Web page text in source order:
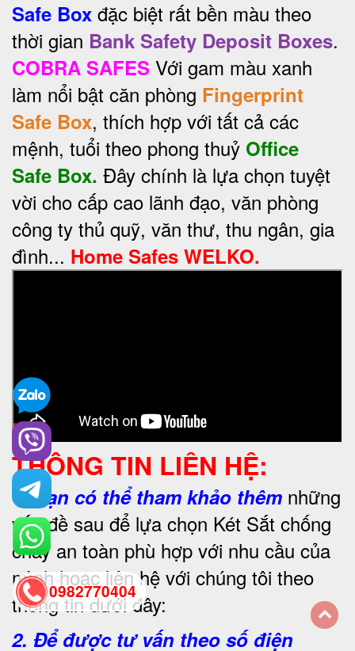
Safe Box đặc biệt rất bền màu theo
thời gian Bank Safety Deposit Boxes.
COBRA SAFES Với gam màu xanh
làm nổi bật căn phòng Fingerprint
Safe Box, thích hợp với tất cả các
mệnh, tuổi theo phong thuỷ Office
Safe Box. Đây chính là lựa chọn tuyệt
vời cho cấp cao lãnh đạo, văn phòng
công ty thủ quỹ, văn thư, thu ngân, gia
đình... Home Safes WELKO.
THÔNG TIN LIÊN HỆ:
1.Bạn có thể tham khảo thêm những
vấn đề sau để lựa chọn Két Sắt chống
cháy an toàn phù hợp với nhu cầu của
mình hoặc liên hệ với chúng tôi theo
thông tin dưới đây:
2. Để được tư vấn theo số điện
0982770404